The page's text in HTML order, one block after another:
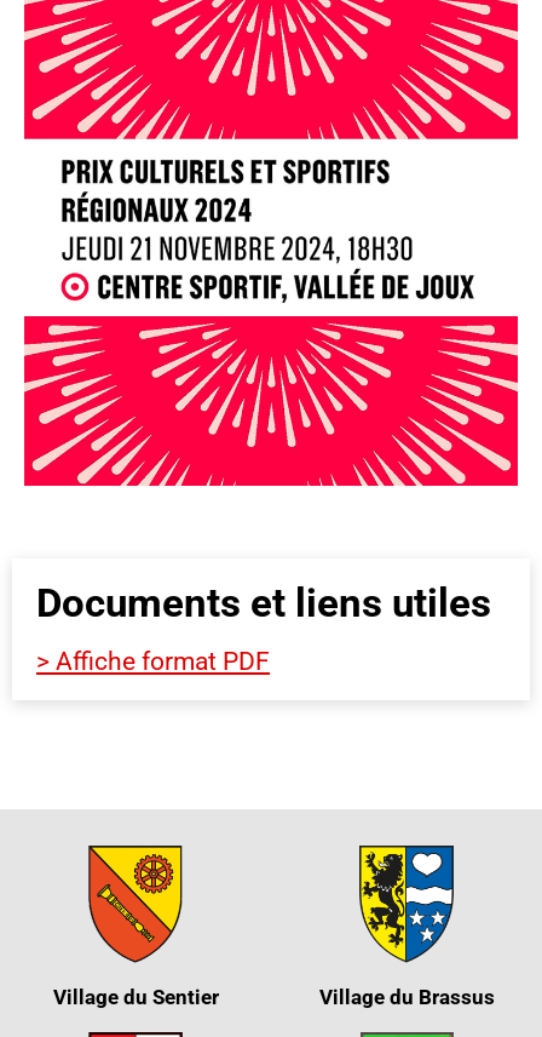
Documents et liens utiles
> Affiche format PDF
Village du Sentier Village du Brassus